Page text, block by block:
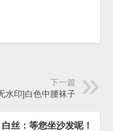
下一篇
水印]白色中腰袜子
丝：等您坐沙发呢！